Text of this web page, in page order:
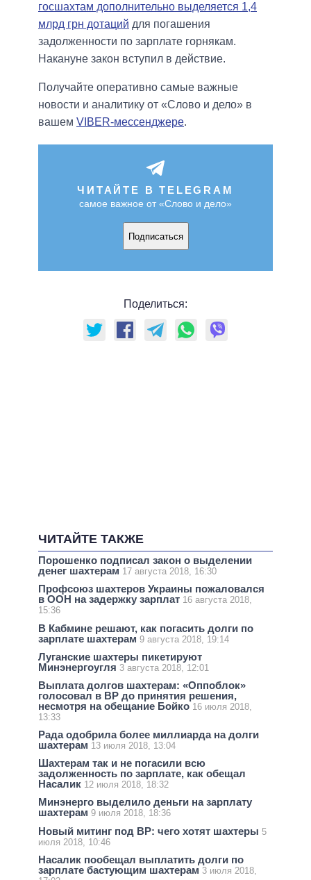
госшахтам дополнительно выделяется 1,4
млрд грн дотаций для погашения
задолженности по зарплате горнякам.
Накануне закон вступил в действие.
Получайте оперативно самые важные
новости и аналитику от «Слово и дело» в
вашем VIBER-мессенджере.
ЧИТАЙТЕ В TELEGRAM
самое важное от «Слово и дело»
Подписаться
Поделиться:
ЧИТАЙТЕ ТАКЖЕ
Порошенко подписал закон о выделении
денег шахтерам 17 августа 2018, 16:30
Профсоюз шахтеров Украины пожаловался
в ООН на задержку зарплат 16 августа 2018,
15:36
В Кабмине решают, как погасить долги по
зарплате шахтерам 9 августа 2018, 19:14
Луганские шахтеры пикетируют
Минэнергоугля 3 августа 2018, 12:01
Выплата долгов шахтерам: «Оппоблок»
голосовал в ВР до принятия решения,
несмотря на обещание Бойко 16 июля 2018,
13:33
Рада одобрила более миллиарда на долги
шахтерам 13 июля 2018, 13:04
Шахтерам так и не погасили всю
задолженность по зарплате, как обещал
Насалик 12 июля 2018, 18:32
Минэнерго выделило деньги на зарплату
шахтерам 9 июля 2018, 18:36
Новый митинг под ВР: чего хотят шахтеры 5
июля 2018, 10:46
Насалик пообещал выплатить долги по
зарплате бастующим шахтерам 3 июля 2018,